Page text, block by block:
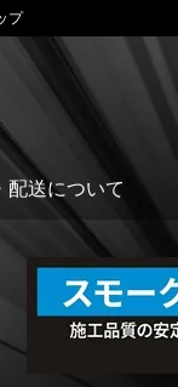
プ
配送について